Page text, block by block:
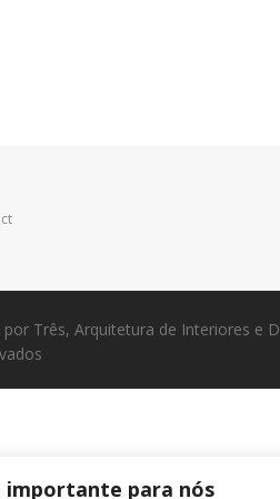
importante para nós
Três, Arquitetura de Interiores e